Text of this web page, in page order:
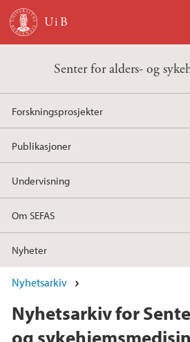
Hopp til hovedinnhold
Senter for alders- og
Forskningsprosjekter
Publikasjoner
Undervisning
Om SEFAS
Nyheter
Nyhetsarkiv
Nyhetsarkiv for
og sykehjemsmedisin